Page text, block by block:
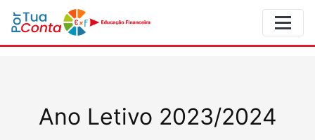
Ano Letivo 2023/2024